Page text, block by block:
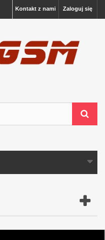
Zaloguj się
Kontakt z nami